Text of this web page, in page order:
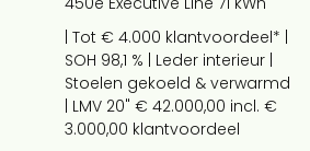
| Tot € 4.000 klantvoordeel* |
SOH 98,1 % | Leder interieur |
Stoelen gekoeld & verwarmd
| LMV 20" € 42.000,00 incl. €
3.000,00 klantvoordeel